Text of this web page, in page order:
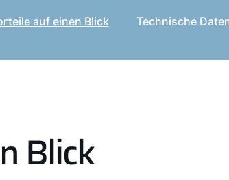
auf einen Blick Technische
Blick